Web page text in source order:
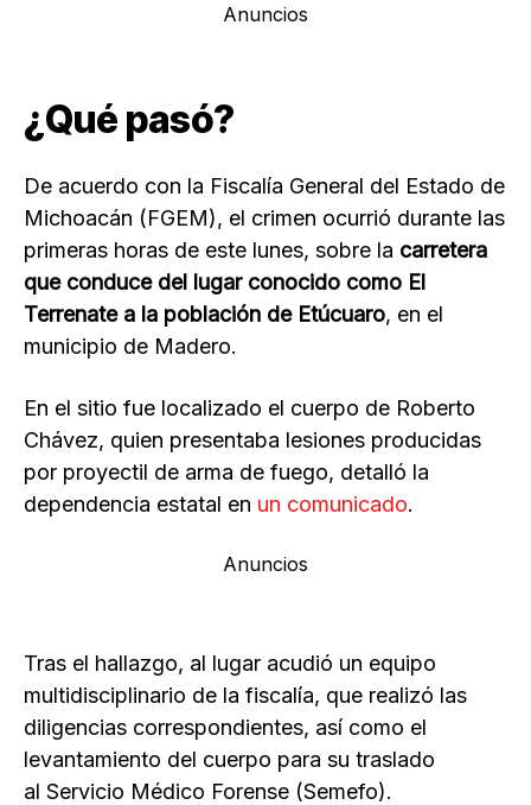
Anuncios
¿Qué pasó?
De acuerdo con la Fiscalía General del Estado de
Michoacán (FGEM), el crimen ocurrió durante las
primeras horas de este lunes, sobre la carretera
que conduce del lugar conocido como El
Terrenate a la población de Etúcuaro, en el
municipio de Madero.
En el sitio fue localizado el cuerpo de Roberto
Chávez, quien presentaba lesiones producidas
por proyectil de arma de fuego, detalló la
dependencia estatal en un comunicado.
Anuncios
Tras el hallazgo, al lugar acudió un equipo
multidisciplinario de la fiscalía, que realizó las
diligencias correspondientes, así como el
levantamiento del cuerpo para su traslado
al Servicio Médico Forense (Semefo).